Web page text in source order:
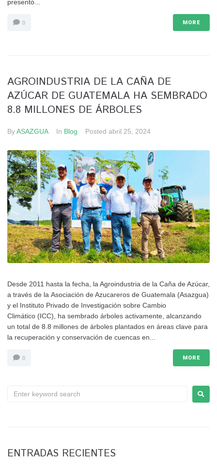
presentó...
0 MORE
AGROINDUSTRIA DE LA CAÑA DE
AZÚCAR DE GUATEMALA HA SEMBRADO
8.8 MILLONES DE ÁRBOLES
ByASAZGUA In Blog Posted abril 25, 2024
Desde 2011 hasta la fecha, la Agroindustria de la Caña de Azúcar,
a través de la Asociación de Azucareros de Guatemala (Asazgua)
y el Instituto Privado de Investigación sobre Cambio
Climático (ICC), ha sembrado árboles activamente, alcanzando
un total de 8.8 millones de árboles plantados en áreas clave para
la recuperación y conservación de cuencas en...
0 MORE
ENTRADAS RECIENTES